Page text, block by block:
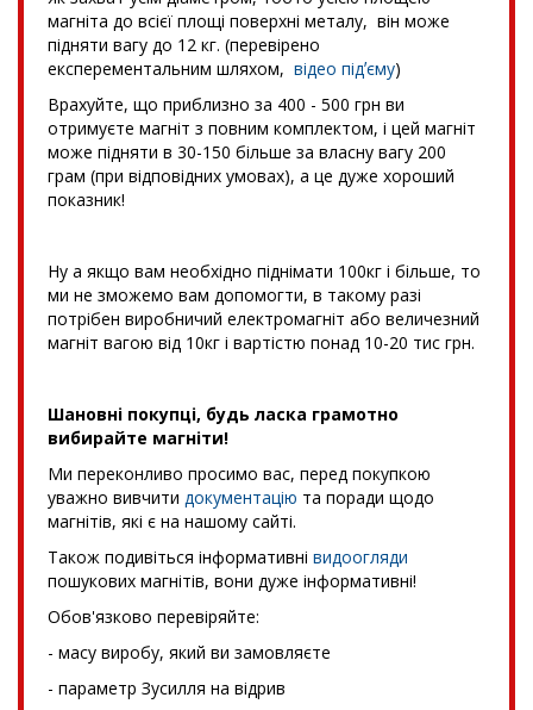
магніта до всієї площі поверхні металу, він може
підняти вагу до 12 кг. (перевірено
експерементальним шляхом, відео підʼєму)
Врахуйте, що приблизно за 400 - 500 грн ви
отримуєте магніт з повним комплектом, і цей магніт
може підняти в 30-150 більше за власну вагу 200
грам (при відповідних умовах), а це дуже хороший
показник!
Ну а якщо вам необхідно піднімати 100кг і більше, то
ми не зможемо вам допомогти, в такому разі
потрібен виробничий електромагніт або величезний
магніт вагою від 10кг і вартістю понад 10-20 тис грн.
Шановні покупці, будь ласка грамотно
вибирайте магніти!
Ми переконливо просимо вас, перед покупкою
уважно вивчити документацію та поради щодо
магнітів, які є на нашому сайті.
Також подивіться інформативні видоогляди
пошукових магнітів, вони дуже інформативні!
Обов'язково перевіряйте:
- масу виробу, який ви замовляєте
- параметр Зусилля на відрив